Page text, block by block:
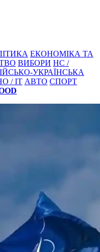
ЕКОНОМІКА ТА
ВИБОРИ НС /
УКРАЇНСЬКА
/ IT АВТО СПОРТ